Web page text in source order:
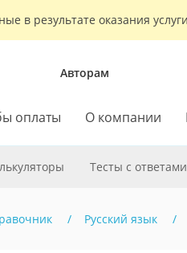
в результате оказания
Авторам
оплаты О компании
Тесты с ответами
Русский язык